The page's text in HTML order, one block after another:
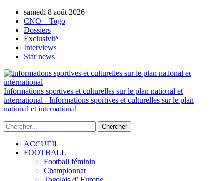
samedi 8 août 2026
CNO – Togo
Dossiers
Exclusivité
Interviews
Star news
Informations sportives et culturelles sur le plan national et
international - Informations sportives et culturelles sur le plan
national et international
ACCUEIL
FOOTBALL
Football féminin
Championnat
Togolais d’ Europe
AUTORISATION DE LA HAAC N°0134/